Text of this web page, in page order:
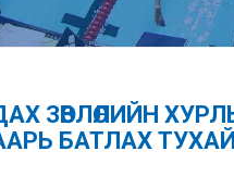
ЗӨВЛӨЛИЙН
БАТЛАХ